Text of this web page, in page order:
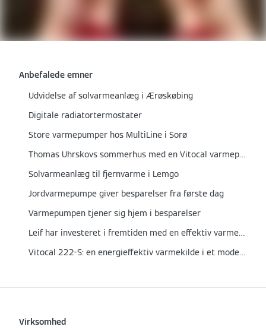
Anbefalede emner
Udvidelse af solvarmeanlæg i Ærøskøbing
Digitale radiatortermostater
Store varmepumper hos MultiLine i Sorø
Thomas Uhrskovs sommerhus med en Vitocal varmepumpe
Solvarmeanlæg til fjernvarme i Lemgo
Jordvarmepumpe giver besparelser fra første dag
Varmepumpen tjener sig hjem i besparelser
Leif har investeret i fremtiden med en effektiv varmepumpe
Vitocal 222-S: en energieffektiv varmekilde i et moderne hjem
Virksomhed